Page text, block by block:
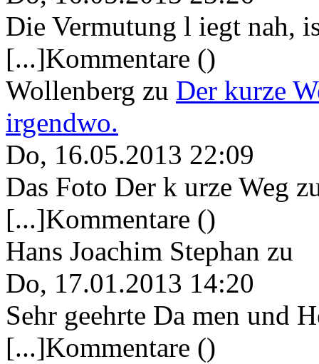
Die Vermutung l iegt nah,
[...]Kommentare ()
Wollenberg zu Der kurze
irgendwo.
Do, 16.05.2013 22:09
Das Foto Der k urze Weg
[...]Kommentare ()
Hans Joachim Stephan zu
Do, 17.01.2013 14:20
Sehr geehrte Da men und
[...]Kommentare ()